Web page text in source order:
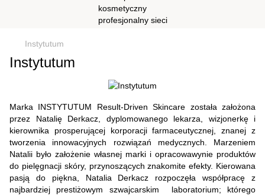
Instytutum
Instytutum
Marka INSTYTUTUM Result-Driven Skincare została założona
przez Natalię Derkacz, dyplomowanego lekarza, wizjonerkę i
kierownika prosperującej korporacji farmaceutycznej, znanej z
tworzenia innowacyjnych rozwiązań medycznych. Marzeniem
Natalii było założenie własnej marki i opracowawynie produktów
do pielęgnacji skóry, przynoszących znakomite efekty. Kierowana
pasją do piękna, Natalia Derkacz rozpoczęła współpracę z
najbardziej prestiżowym szwajcarskim laboratorium; którego